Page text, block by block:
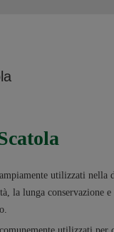
utilizzati nella
la lunga conservazione